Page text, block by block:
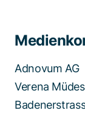
Adnovum AG
Verena